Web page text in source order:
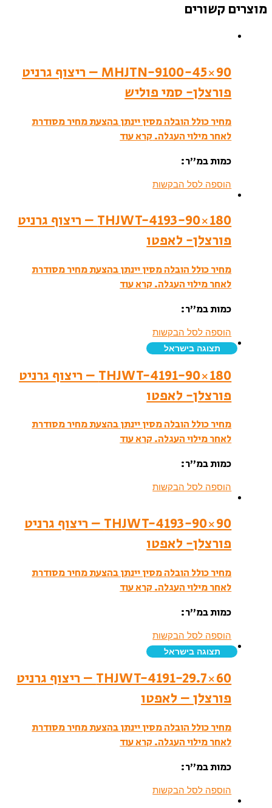
מוצרים קשורים
MHJTN-9100-45×90 – ריצוף גרניט
פורצלן- סמי פוליש
מחיר כולל הובלה מסין יינתן בהצעת מחיר מסודרת
לאחר מילוי העגלה. קרא עוד
כמות במ”ר:
הוספה לסל הבקשות
THJWT-4193-90×180 – ריצוף גרניט
פורצלן- לאפטו
מחיר כולל הובלה מסין יינתן בהצעת מחיר מסודרת
לאחר מילוי העגלה.קרא עוד
כמות במ”ר:
הוספה לסל הבקשות
תצוגה בישראל
THJWT-4191-90×180 – ריצוף גרניט
פורצלן- לאפטו
מחיר כולל הובלה מסין יינתן בהצעת מחיר מסודרת
לאחר מילוי העגלה.קרא עוד
כמות במ”ר:
הוספה לסל הבקשות
THJWT-4193-90×90 – ריצוף גרניט
פורצלן- לאפטו
מחיר כולל הובלה מסין יינתן בהצעת מחיר מסודרת
לאחר מילוי העגלה. קרא עוד
כמות במ”ר:
הוספה לסל הבקשות
תצוגה בישראל
THJWT-4191-29.7×60 – ריצוף גרניט
פורצלן – לאפטו
מחיר כולל הובלה מסין יינתן בהצעת מחיר מסודרת
לאחר מילוי העגלה.קרא עוד
כמות במ”ר:
הוספה לסל הבקשות